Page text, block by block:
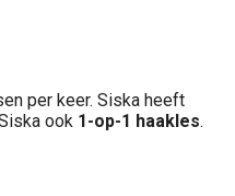
per keer. Siska heeft
ook 1-op-1 haakles.